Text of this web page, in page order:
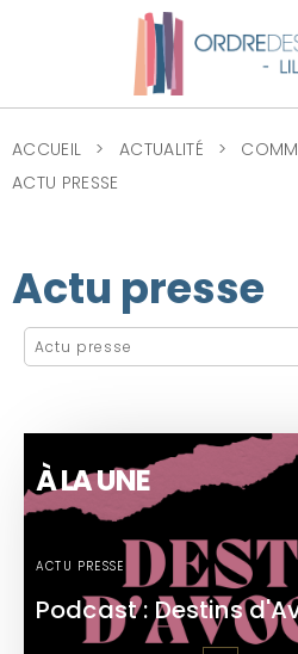
ACCUEIL ACTUALITÉ
ACTU PRESSE
Actu presse
À LA UNE
ACTU PRESSE
Podcast : Destins